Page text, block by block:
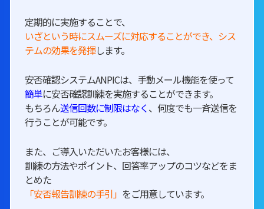
定期的に実施することで、
いざという時にスムーズに対応することができ、シス
テムの効果を発揮します。
安否確認システムANPICは、手動メール機能を使って
簡単に安否確認訓練を実施することができます。
もちろん送信回数に制限はなく、何度でも一斉送信を
行うことが可能です。
また、ご導入いただいたお客様には、
訓練の方法やポイント、回答率アップのコツなどをま
とめた
「安否報告訓練の手引」 をご用意しています。